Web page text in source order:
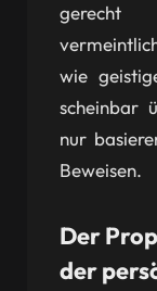
gerecht
wie
scheinbar
nur
Beweisen.
Der
der